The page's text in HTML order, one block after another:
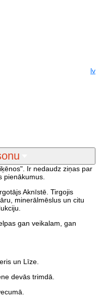
lv
Ir nedaudz ziņas par
pienākumus.
Aknīstē. Tirgojis
minerālmēslus un citu
gan veikalam, gan
un Līze.
devās trimdā.